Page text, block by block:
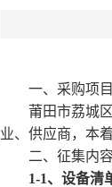
一、采购项
莆田市荔城
业、供应商，本
二、征集内
1-1、设备清